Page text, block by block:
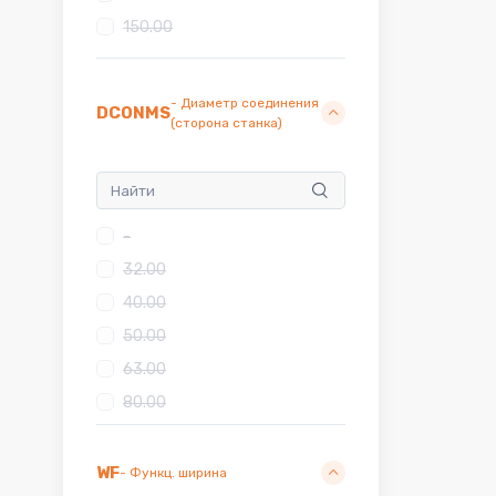
X***-31R
X***-37R
150.00
DCONMS- Диаметр соединения
(сторона станка)
-
32.00
40.00
50.00
63.00
80.00
WF- Функц. ширина